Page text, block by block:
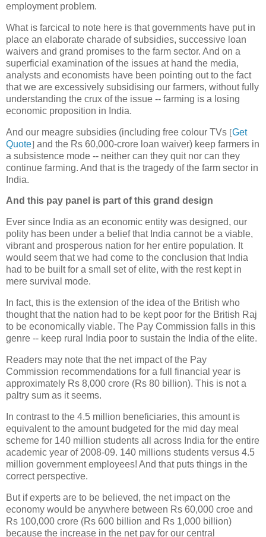
employment problem.
What is farcical to note here is that governments have put in
place an elaborate charade of subsidies, successive loan
waivers and grand promises to the farm sector. And on a
superficial examination of the issues at hand the media,
analysts and economists have been pointing out to the fact
that we are excessively subsidising our farmers, without fully
understanding the crux of the issue -- farming is a losing
economic proposition in India.
And our meagre subsidies (including free colour TVs [Get
Quote] and the Rs 60,000-crore loan waiver) keep farmers in
a subsistence mode -- neither can they quit nor can they
continue farming. And that is the tragedy of the farm sector in
India.
And this pay panel is part of this grand design
Ever since India as an economic entity was designed, our
polity has been under a belief that India cannot be a viable,
vibrant and prosperous nation for her entire population. It
would seem that we had come to the conclusion that India
had to be built for a small set of elite, with the rest kept in
mere survival mode.
In fact, this is the extension of the idea of the British who
thought that the nation had to be kept poor for the British Raj
to be economically viable. The Pay Commission falls in this
genre -- keep rural India poor to sustain the India of the elite.
Readers may note that the net impact of the Pay
Commission recommendations for a full financial year is
approximately Rs 8,000 crore (Rs 80 billion). This is not a
paltry sum as it seems.
In contrast to the 4.5 million beneficiaries, this amount is
equivalent to the amount budgeted for the mid day meal
scheme for 140 million students all across India for the entire
academic year of 2008-09. 140 millions students versus 4.5
million government employees! And that puts things in the
correct perspective.
But if experts are to be believed, the net impact on the
economy would be anywhere between Rs 60,000 croe and
Rs 100,000 crore (Rs 600 billion and Rs 1,000 billion)
because the increase in the net pay for our central